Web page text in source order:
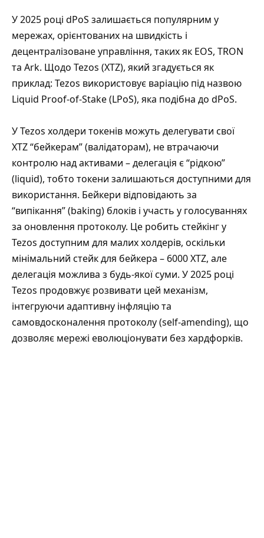
У 2025 році dPoS залишається популярним у
мережах, орієнтованих на швидкість і
децентралізоване управління, таких як EOS, TRON
та Ark. Щодо Tezos (XTZ), який згадується як
приклад: Tezos використовує варіацію під назвою
Liquid Proof-of-Stake (LPoS), яка подібна до dPoS.
У Tezos холдери токенів можуть делегувати свої
XTZ “бейкерам” (валідаторам), не втрачаючи
контролю над активами – делегація є “рідкою”
(liquid), тобто токени залишаються доступними для
використання. Бейкери відповідають за
“випікання” (baking) блоків і участь у голосуваннях
за оновлення протоколу. Це робить стейкінг у
Tezos доступним для малих холдерів, оскільки
мінімальний стейк для бейкера – 6000 XTZ, але
делегація можлива з будь-якої суми. У 2025 році
Tezos продовжує розвивати цей механізм,
інтегруючи адаптивну інфляцію та
самовдосконалення протоколу (self-amending), що
дозволяє мережі еволюціонувати без хардфорків.